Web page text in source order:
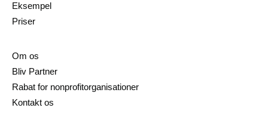
Eksempel
Priser
Om os
Bliv Partner
Rabat for nonprofitorganisationer
Kontakt os